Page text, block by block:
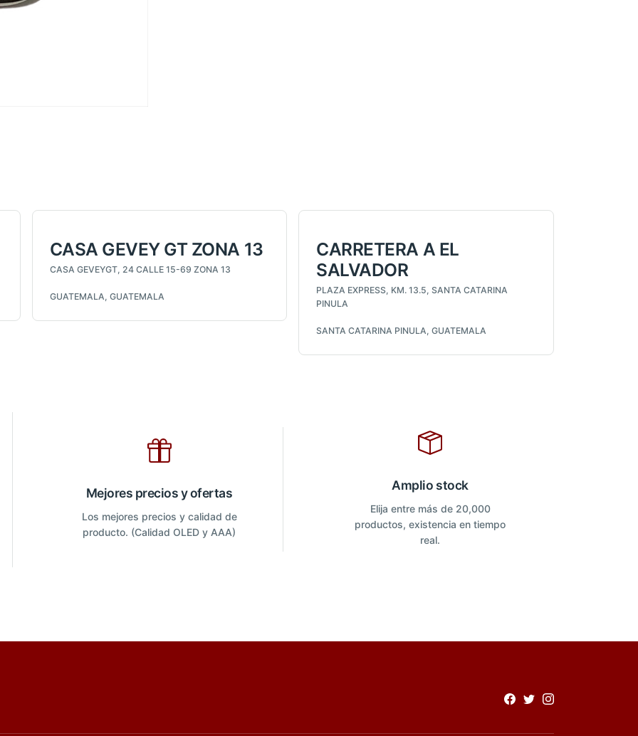
CASA GEVEY GT ZONA 13
CASA GEVEYGT, 24 CALLE 15-69 ZONA 13
GUATEMALA, GUATEMALA
CARRETERA A EL
SALVADOR
PLAZA EXPRESS, KM. 13.5, SANTA CATARINA
PINULA
SANTA CATARINA PINULA, GUATEMALA
Mejores precios y ofertas
Los mejores precios y calidad de
producto. (Calidad OLED y AAA)
Amplio stock
Elija entre más de 20,000
productos, existencia en tiempo
real.